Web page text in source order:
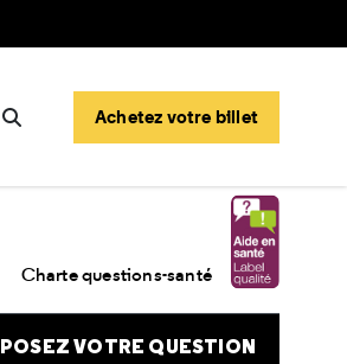
Rechercher
Achetez votre billet
Charte questions-santé
POSEZ VOTRE QUESTION